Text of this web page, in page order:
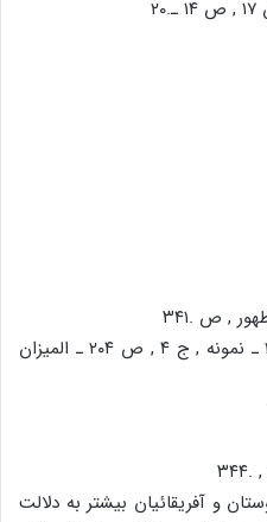
۳۴ ـ مجمع البیان , ج ۳ , ص ۲۱۲ ـ نمونه , ج ۴ , ص ۲۰۴ ـ المیزان
و آفریقائیان بیشتر به دلالت